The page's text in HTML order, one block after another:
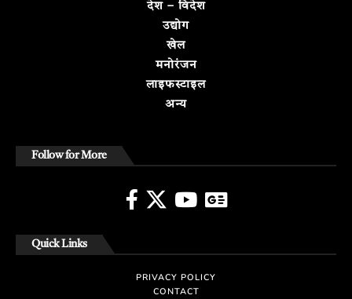
देश – विदेश
उद्योग
खेल
मनोरंजन
लाइफस्टाइल
अन्य
Follow for More
Quick Links
PRIVACY POLICY
CONTACT